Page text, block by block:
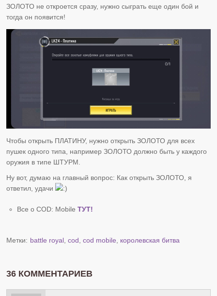
ЗОЛОТО не откроется сразу, нужно сыграть еще один бой и
тогда он появится!
Чтобы открыть ПЛАТИНУ, нужно открыть ЗОЛОТО для всех
пушек одного типа, например ЗОЛОТО должно быть у каждого
оружия в типе ШТУРМ.
Ну вот, думаю на главный вопрос: Как открыть ЗОЛОТО, я
ответил, удачи
Все о COD: MobileТУТ!
Метки: battle royal ,cod ,cod mobile королевская битва
36 КОММЕНТАРИЕВ